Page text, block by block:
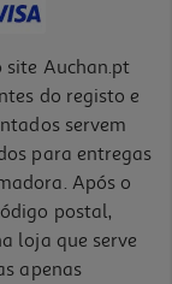
site Auchan.pt
do registo e
servem
para entregas
Após o
postal,
loja que serve
apenas